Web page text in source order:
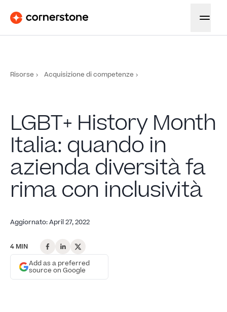
Risorse Acquisizione di competenze
LGBT+ History Month
Italia: quando in
azienda diversità fa
rima con inclusività
Aggiornato:April 27, 2022
4 MIN
Add as a preferred
source on Google